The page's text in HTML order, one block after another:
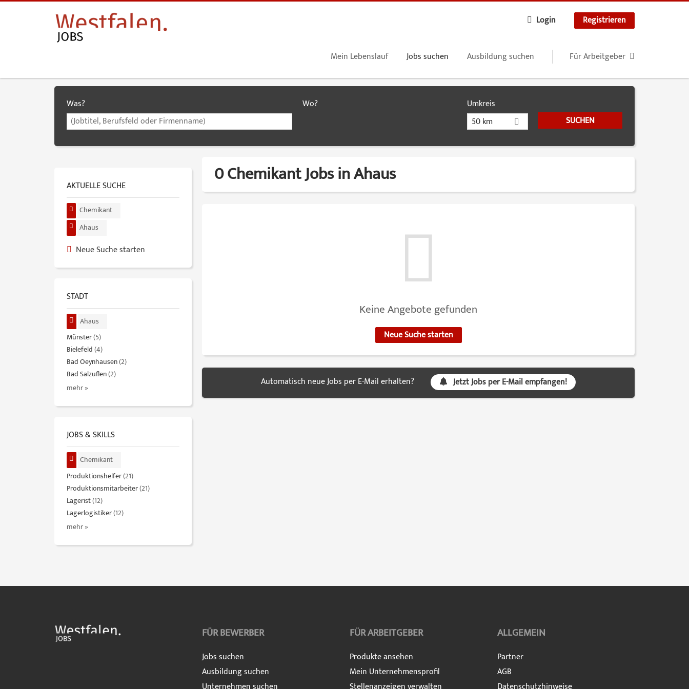
Login Registrieren
Mein Lebenslauf Jobs suchen Ausbildung suchen Für Arbeitgeber
Was? Wo?
Umkreis
50 km
0 Chemikant Jobs in Ahaus
Keine Angebote gefunden
Neue Suche starten
Automatisch neue Jobs per E-Mail erhalten? Jetzt Jobs per E-Mail empfangen!
AKTUELLE SUCHE
Chemikant
Ahaus
Neue Suche starten
STADT
Ahaus
Münster(5)
Bielefeld(4)
Bad Oeynhausen(2)
Bad Salzuflen(2)
mehr »
JOBS & SKILLS
Chemikant
Produktionshelfer(21)
Produktionsmitarbeiter(21)
Lagerist(12)
Lagerlogistiker(12)
mehr »
FÜR BEWERBER
Jobs suchen
Ausbildung suchen
FÜR ARBEITGEBER
Produkte ansehen
Mein Unternehmensprofil
ALLGEMEIN
Partner
AGB